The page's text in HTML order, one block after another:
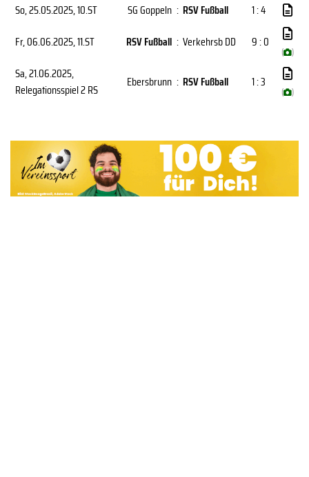
So, 25.05.2025, 10.ST SG Goppeln : RSV Fußball
1 : 4
Fr, 06.06.2025, 11.ST RSV Fußball : Verkehrsb DD 9 : 0
( )
Sa, 21.06.2025,
Relegationsspiel 2 RS
Ebersbrunn : RSV Fußball 1 : 3
( )